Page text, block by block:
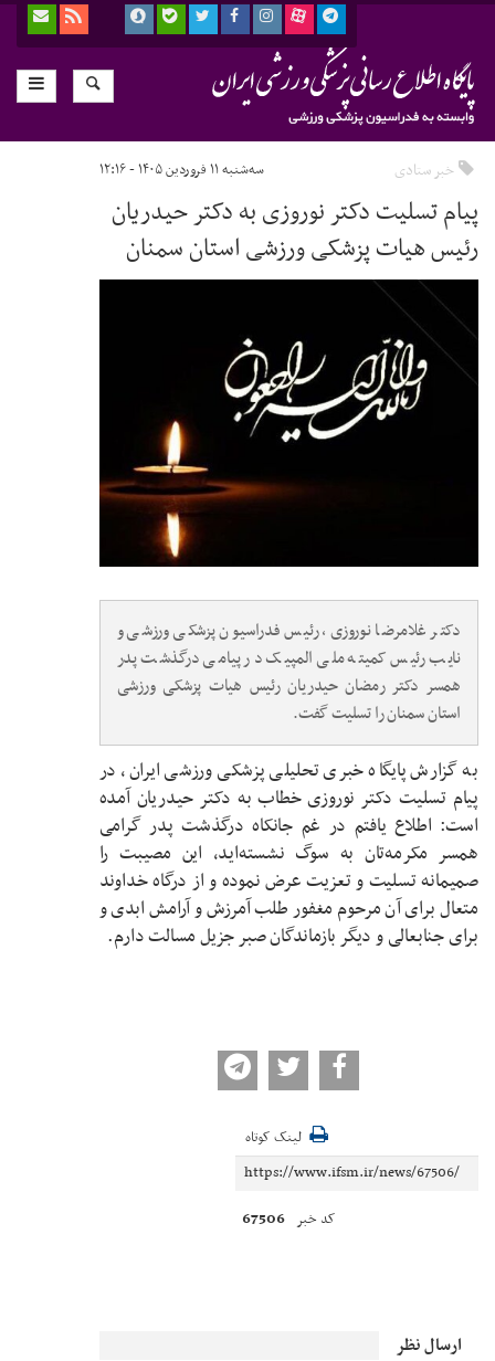
خبر ستادی سه‌شنبه ۱۱ فروردین ۱۴۰۵ - ۱۲:۱۶
پیام تسلیت دکتر نوروزی به دکتر حیدریان
رئیس هیات پزشکی ورزشی استان سمنان
دکتر غلامرضا نوروزی، رئیس فدراسیون پزشکی ورزشی و
نایب رئیس کمیته ملی المپیک در پیامی درگذشت پدر
همسر دکتر رمضان حیدریان رئیس هیات پزشکی ورزشی
استان سمنان را تسلیت گفت.
به گزارش پایگاه خبری تحلیلی پزشکی ورزشی ایران، در
پیام تسلیت دکتر نوروزی خطاب به دکتر حیدریان آمده
است: اطلاع یافتم در غم جانکاه درگذشت پدر گرامی
همسر مکرمه‌تان به سوگ نشسته‌اید، این مصیبت را
صمیمانه تسلیت و تعزیت عرض نموده و از درگاه خداوند
متعال برای آن مرحوم مغفور طلب آمرزش و آرامش ابدی و
برای جنابعالی و دیگر بازماندگان صبر جزیل مسالت دارم.
لینک کوتاه
کد خبر 67506
ارسال نظر